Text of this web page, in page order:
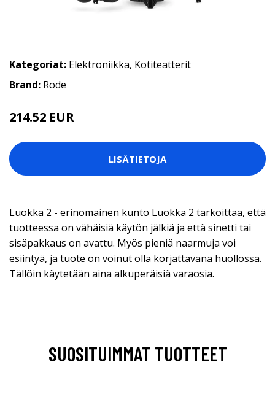
Kategoriat: Elektroniikka, Kotiteatterit
Brand: Rode
214.52 EUR
LISÄTIETOJA
Luokka 2 - erinomainen kunto Luokka 2 tarkoittaa, että
tuotteessa on vähäisiä käytön jälkiä ja että sinetti tai
sisäpakkaus on avattu. Myös pieniä naarmuja voi
esiintyä, ja tuote on voinut olla korjattavana huollossa.
Tällöin käytetään aina alkuperäisiä varaosia.
SUOSITUIMMAT TUOTTEET